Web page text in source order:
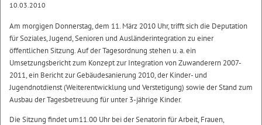
10.03.2010
Am morgigen Donnerstag, dem 11. März 2010 Uhr, trifft sich die Deputation
für Soziales, Jugend, Senioren und Ausländerintegration zu einer
öffentlichen Sitzung. Auf der Tagesordnung stehen u. a. ein
Umsetzungsbericht zum Konzept zur Integration von Zuwanderern 2007-
2011, ein Bericht zur Gebäudesanierung 2010, der Kinder- und
Jugendnotdienst (Weiterentwicklung und Verstetigung) sowie der Stand zum
Ausbau der Tagesbetreuung für unter 3-jährige Kinder.
Die Sitzung findet um11.00 Uhr bei der Senatorin für Arbeit, Frauen,